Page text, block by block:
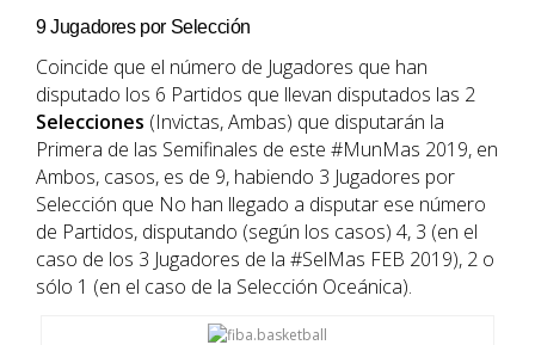
9 Jugadores por Selección
Coincide que el número de Jugadores que han
disputado los 6 Partidos que llevan disputados las 2
Selecciones (Invictas, Ambas) que disputarán la
Primera de las Semifinales de este #MunMas 2019, en
Ambos, casos, es de 9, habiendo 3 Jugadores por
Selección que No han llegado a disputar ese número
de Partidos, disputando (según los casos) 4, 3 (en el
caso de los 3 Jugadores de la #SelMas FEB 2019), 2 o
sólo 1 (en el caso de la Selección Oceánica).